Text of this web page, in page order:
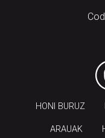
HONI BURUZ
ARAUAK